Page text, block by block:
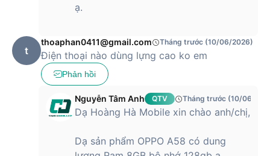
ạ.
t
thoaphan0411@gmail.com Tháng trước (10/06/2026)
Điện thoại nào dùng lựng cao ko em
Phản hồi
Nguyễn Tâm Anh QTV Tháng trước (10/06/
Dạ Hoàng Hà Mobile xin chào anh/chị,
Dạ sản phẩm OPPO A58 có dung